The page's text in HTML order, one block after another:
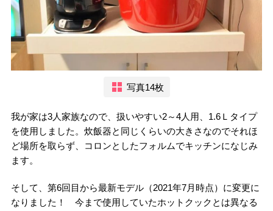
写真14枚
我が家は3人家族なので、扱いやすい2～4人用、1.6Ｌタイプ
を使用しました。炊飯器と同じくらいの大きさなのでそれほ
ど場所を取らず、コロンとしたフォルムでキッチンになじみ
ます。
そして、第6回目から最新モデル（2021年7月時点）に変更に
なりました！ 今まで使用していたホットクックとは異なる